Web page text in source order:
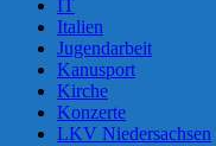
IT
Italien
Jugendarbeit
Kanusport
Kirche
Konzerte
LKV Niedersachsen